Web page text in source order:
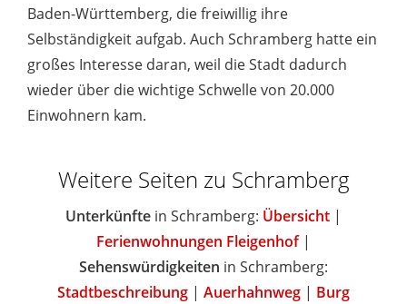
Baden-Württemberg, die freiwillig ihre
Selbständigkeit aufgab. Auch Schramberg hatte ein
großes Interesse daran, weil die Stadt dadurch
wieder über die wichtige Schwelle von 20.000
Einwohnern kam.
Weitere Seiten zu Schramberg
Unterkünfte in Schramberg: Übersicht |
Ferienwohnungen Fleigenhof|
Sehenswürdigkeiten in Schramberg:
Stadtbeschreibung | Auerhahnweg | Burg